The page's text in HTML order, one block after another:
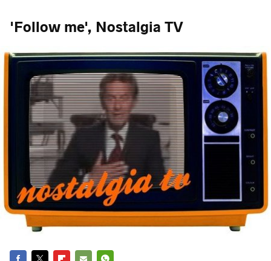
'Follow me', Nostalgia TV